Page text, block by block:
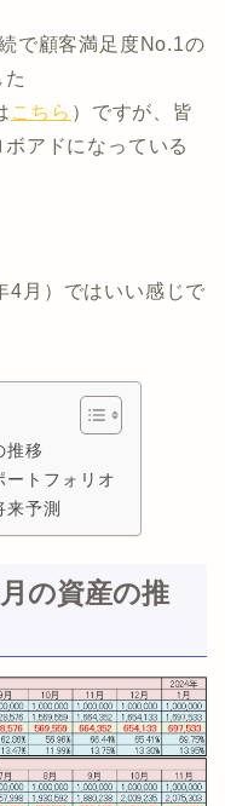
で顧客満足度No.1の
こちら ）ですが、皆
アドになっている
4月）ではいい感じで
推移
トフォリオ
予測
の資産の推